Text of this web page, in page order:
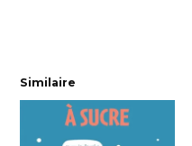
Similaire